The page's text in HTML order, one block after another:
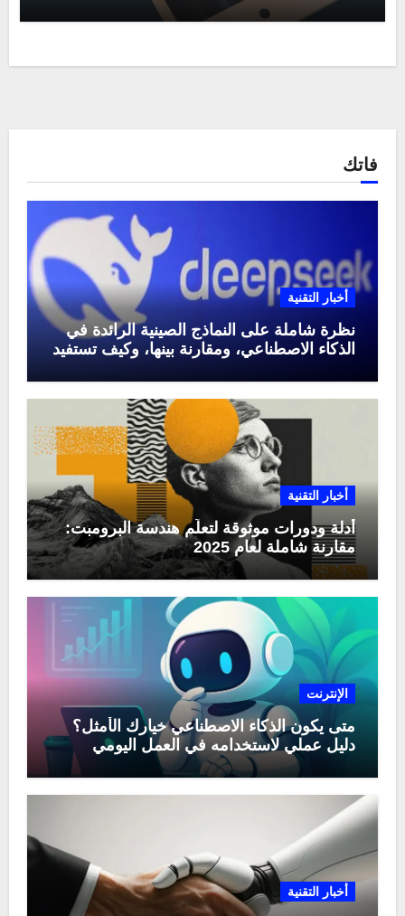
فاتك
أخبار التقنية
نظرة شاملة على النماذج الصينية الرائدة في
الذكاء الاصطناعي، ومقارنة بينها، وكيف تستفيد
أخبار التقنية
أدلة ودورات موثوقة لتعلّم هندسة البرومبت:
مقارنة شاملة لعام 2025
الإنترنت
متى يكون الذكاء الاصطناعي خيارك الأمثل؟
دليل عملي لاستخدامه في العمل اليومي
أخبار التقنية